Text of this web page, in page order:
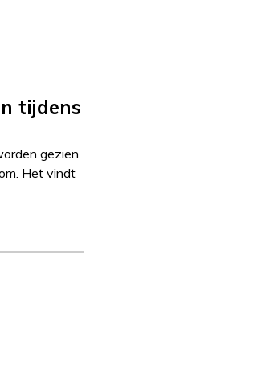
tijdens
gezien
Het vindt